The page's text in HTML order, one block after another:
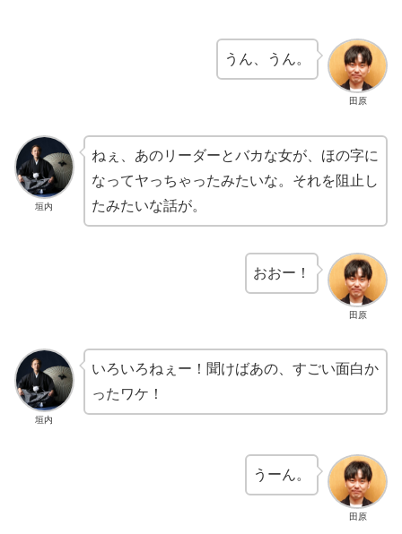
田原
うん、うん。
垣内
ねぇ、あのリーダーとバカな女が、ほの字に
なってヤっちゃったみたいな。それを阻止し
たみたいな話が。
田原
おおー！
垣内
いろいろねぇー！聞けばあの、すごい面白か
ったワケ！
田原
うーん。